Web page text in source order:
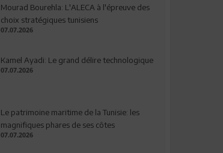
Mourad Bourehla: L'ALECA à l'épreuve des
choix stratégiques tunisiens
07.07.2026
Kamel Ayadi: Le grand délire technologique
07.07.2026
Le patrimoine maritime de la Tunisie: les
magnifiques phares de ses côtes
07.07.2026